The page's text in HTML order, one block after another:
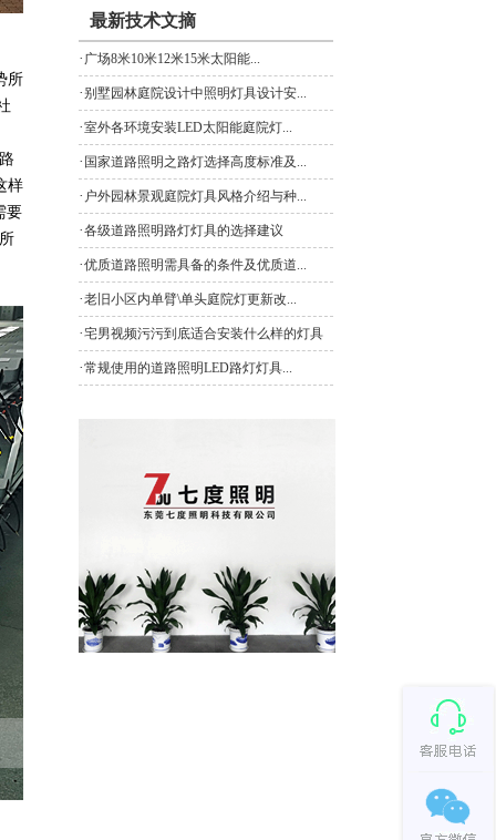
所
样
要
最新技术文摘
· 广场8米10米12米15米太阳能...
·别墅园林庭院设计中照明灯具设计安...
·室外各环境安装LED太阳能庭院灯...
· 国家道路照明之路灯选择高度标准及...
· 户外园林景观庭院灯具风格介绍与种...
·各级道路照明路灯灯具的选择建议
·优质道路照明需具备的条件及优质道...
·老旧小区内单臂\单头庭院灯更新改...
·宅男视频污污到底适合安装什么样的灯具
·常规使用的道路照明LED路灯灯具...